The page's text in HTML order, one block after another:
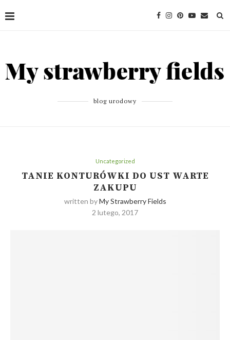
blog urodowy
Uncategorized
TANIE KONTURÓWKI DO UST WARTE
ZAKUPU
written byMy Strawberry Fields
2 lutego, 2017